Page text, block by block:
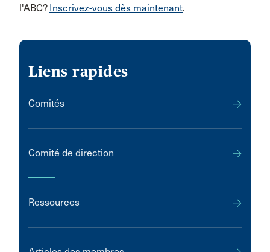
l'ABC? Inscrivez-vous dès maintenant.
Liens rapides
Comités
Comité de direction
Ressources